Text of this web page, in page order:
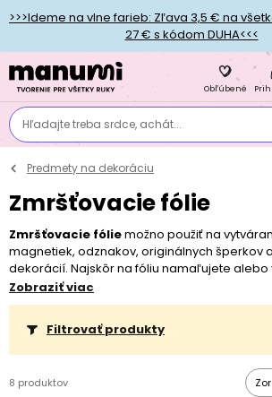
>>>Ideme na vlne farieb: Zľava 3,5 € na
27 € s kódom DUHA<<<
Hľadajte treba srdce, achát...
Obľúbené
Predmety na dekoráciu
Zmršťovacie fólie
Zmršťovacie fóliemožno použiť na
magnetiek, odznakov, originálnych šperkov
dekorácií. Najskôr na fóliu namaľujete
sa zahriatím v rúre na teplotu cca 150 °C
1/3 pôvodnej veľkosti a získa pevnosť.
zahriať pomocou teplovzdušnej pištole. Na
zmršťovacou fóliou sa odporúča používať
farby alebo tiežpastelky, ktoré farbám
zaliaťkrištáľovou živicou
. V našej ponuke
Zobraziť viac
Filtrovať produkty
8 produktov